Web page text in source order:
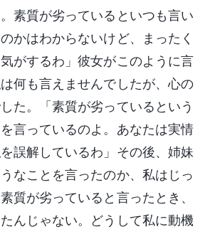
素質が劣っているといつも言い
かはわからないけど、まったく
がするわ」彼女がこのように言
何も言えませんでしたが、心の
た。「素質が劣っているという
言っているのよ。あなたは実情
誤解しているわ」その後、姉妹
なことを言ったのか、私はじっ
質が劣っていると言ったとき、
んじゃない。どうして私に動機